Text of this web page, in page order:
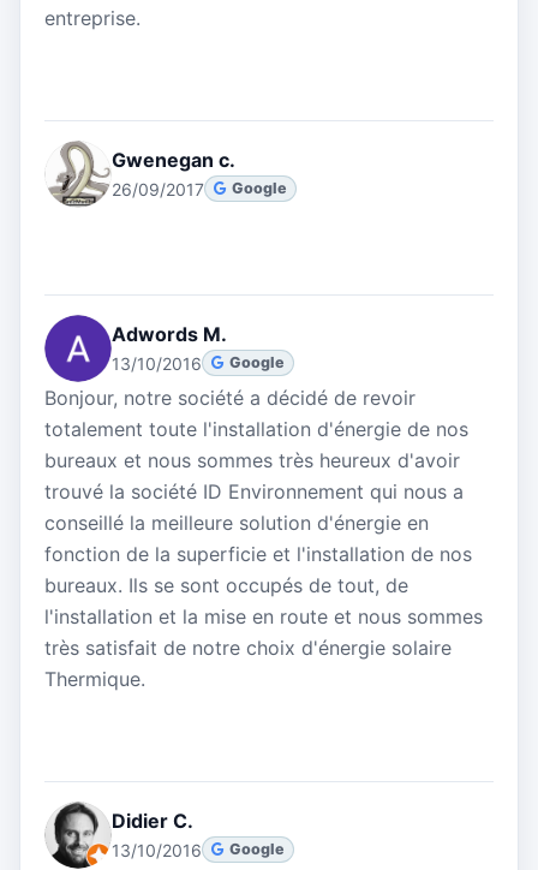
entreprise.
Gwenegan c.
26/09/2017 Google
Adwords M.
13/10/2016 Google
Bonjour, notre société a décidé de revoir
totalement toute l'installation d'énergie de nos
bureaux et nous sommes très heureux d'avoir
trouvé la société ID Environnement qui nous a
conseillé la meilleure solution d'énergie en
fonction de la superficie et l'installation de nos
bureaux. Ils se sont occupés de tout, de
l'installation et la mise en route et nous sommes
très satisfait de notre choix d'énergie solaire
Thermique.
Didier C.
13/10/2016 Google